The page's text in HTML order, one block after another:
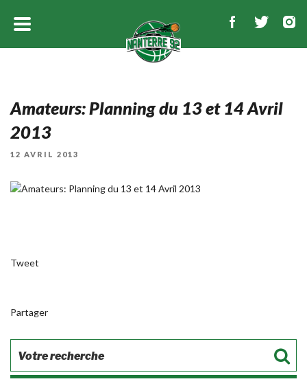
Amateurs: Planning du 13 et 14 Avril
2013
PUBLIÉ
12 AVRIL 2013
Tweet
Partager